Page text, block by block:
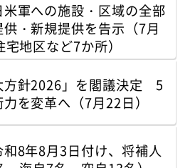
軍への施設・区域の全部
・新規提供を告示（7月
地区など7か所）
方針2026」を閣議決定 5
を変革へ（7月22日）
8年8月3日付け、将補人